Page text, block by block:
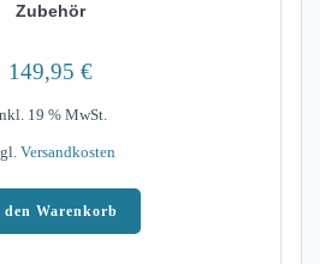
Zubehör
149,95 €
19 % MwSt.
Versandkosten
Warenkorb